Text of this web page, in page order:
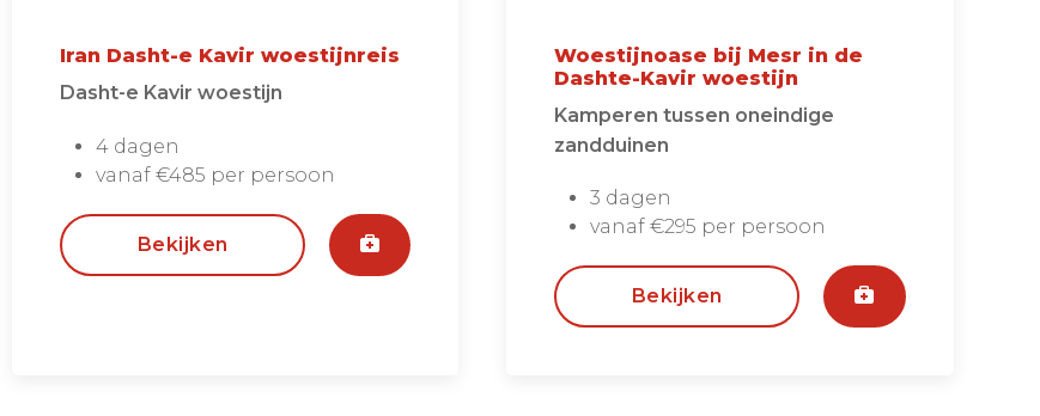
Iran Dasht-e Kavir woestijnreis
Dasht-e Kavir woestijn
4 dagen
vanaf €485 per persoon
Bekijken
Woestijnoase bij Mesr in de
Dashte-Kavir woestijn
Kamperen tussen oneindige
zandduinen
3 dagen
vanaf €295 per persoon
Bekijken